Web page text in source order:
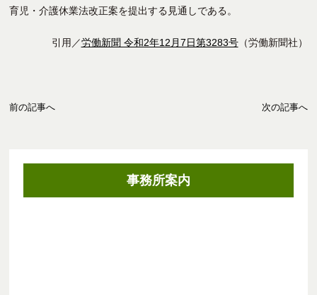
育児・介護休業法改正案を提出する見通しである。
引用／労働新聞 令和2年12月7日第3283号（労働新聞社）
前の記事へ 次の記事へ
事務所案内